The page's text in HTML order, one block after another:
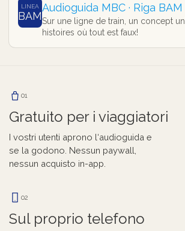
LINEA
BAM
Audioguida MBC · Riga BAM
Sur une ligne de train, un concept
histoires où tout est faux!
01
Gratuito per i viaggiatori
I vostri utenti aprono l‘audioguida e
se la godono. Nessun paywall,
nessun acquisto in-app.
02
Sul proprio telefono